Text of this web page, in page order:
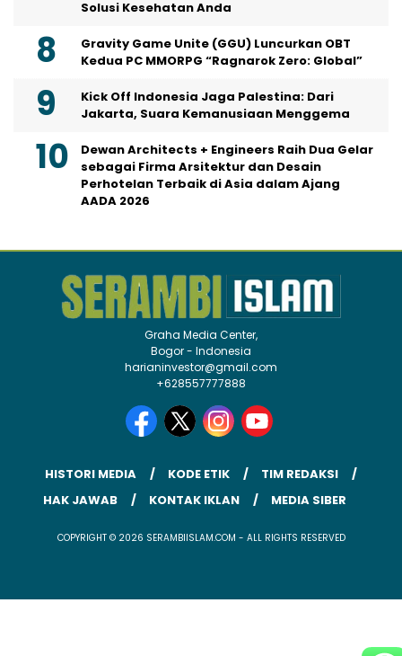
Solusi Kesehatan Anda
Gravity Game Unite (GGU) Luncurkan OBT
Kedua PC MMORPG “Ragnarok Zero: Global”
Kick Off Indonesia Jaga Palestina: Dari
Jakarta, Suara Kemanusiaan Menggema
Dewan Architects + Engineers Raih Dua Gelar
sebagai Firma Arsitektur dan Desain
Perhotelan Terbaik di Asia dalam Ajang
AADA 2026
Graha Media Center,
Bogor - Indonesia
harianinvestor@gmail.com
+628557777888
HISTORI MEDIA KODE ETIK
TIM REDAKSI
HAK JAWAB
KONTAK IKLAN MEDIA SIBER
COPYRIGHT © 2026 SERAMBIISLAM.COM - ALL RIGHTS RESERVED